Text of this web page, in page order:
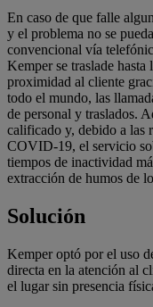
En caso de que falle
y el problema no se
convencional vía
Kemper se traslade hasta
proximidad al cliente
todo el mundo, las
de personal y traslados.
calificado y, debido a las
COVID-19, el servicio
tiempos de inactividad
extracción de humos de
Solución
Kemper optó por el uso
directa en la atención al
el lugar sin presencia